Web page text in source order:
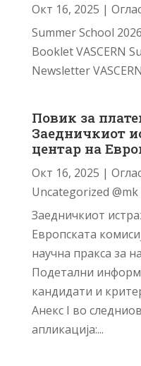
Окт 16, 2025 |
Summer School
Booklet VASCERN
Newsletter
Повик за
Заедничкиот
центар на
Окт 16, 2025 |
Uncategorized @mk
Заедничкиот
Европската
научнa пракса за
Подетални
кандидати и
Анекс I во
апликација:...